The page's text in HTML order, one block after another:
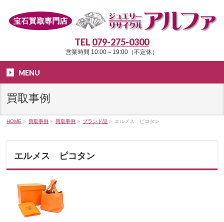
TEL 079-275-0300
営業時間 10:00～19:00（不定休）
MENU
買取事例
HOME » 買取事例 » 買取事例 » ブランド品 » エルメス ピコタン
エルメス ピコタン